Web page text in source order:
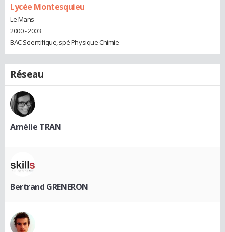
Lycée Montesquieu
Le Mans
2000 - 2003
BAC Scientifique, spé Physique Chimie
Réseau
Amélie TRAN
Bertrand GRENERON